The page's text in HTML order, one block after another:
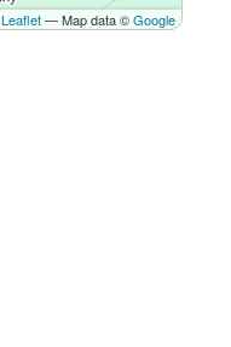
Leaflet— Map data ©Google